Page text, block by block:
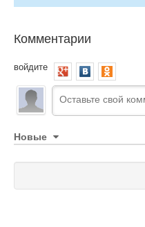
Комментарии
войдите
Новые